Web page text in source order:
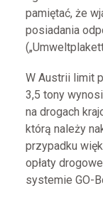
pamiętać, że
posiadania
W Austrii limit
3,5 tony
na drogach
którą należy
przypadku
opłaty
systemie GO-